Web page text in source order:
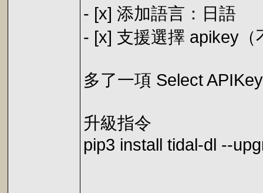
- [x] 添加語言：日語
- [x] 支援選擇 apikey
多了一項 Select
升級指令
pip3 install tidal-dl --